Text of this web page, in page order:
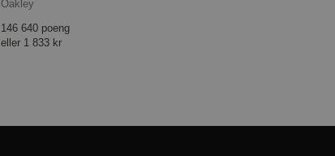
Oakley
146 640 poeng
eller 1 833 kr